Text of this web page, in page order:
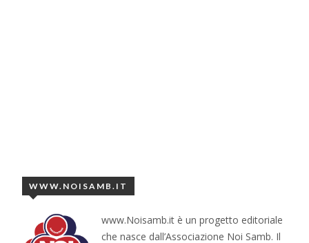
WWW.NOISAMB.IT
www.Noisamb.it è un progetto editoriale
che nasce dall’Associazione Noi Samb. Il